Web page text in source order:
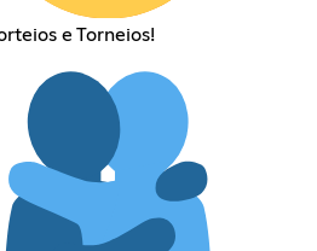
e Torneios!